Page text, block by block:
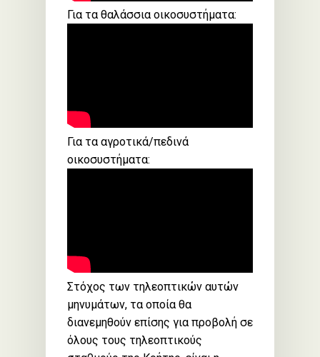
Για τα θαλάσσια οικοσυστήματα:
Για τα αγροτικά/πεδινά
οικοσυστήματα:
Στόχος των τηλεοπτικών αυτών
μηνυμάτων, τα οποία θα
διανεμηθούν επίσης για προβολή σε
όλους τους τηλεοπτικούς